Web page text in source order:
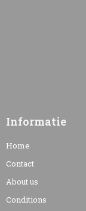
Informatie
Home
Contact
About us
Conditions